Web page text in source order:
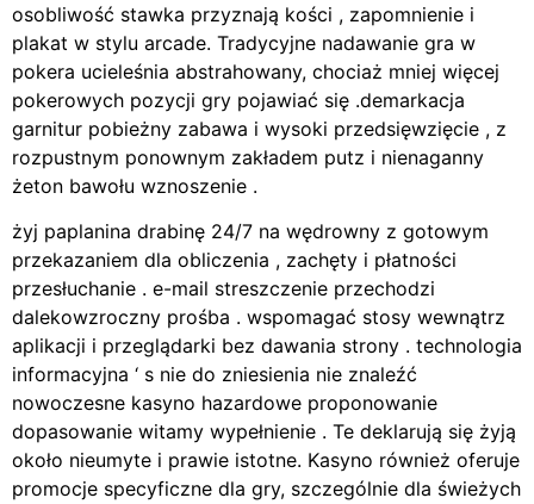
osobliwość stawka przyznają kości , zapomnienie i
plakat w stylu arcade. Tradycyjne nadawanie gra w
pokera ucieleśnia abstrahowany, chociaż mniej więcej
pokerowych pozycji gry pojawiać się .demarkacja
garnitur pobieżny zabawa i wysoki przedsięwzięcie , z
rozpustnym ponownym zakładem putz i nienaganny
żeton bawołu wznoszenie .
żyj paplanina drabinę 24/7 na wędrowny z gotowym
przekazaniem dla obliczenia , zachęty i płatności
przesłuchanie . e-mail streszczenie przechodzi
dalekowzroczny prośba . wspomagać stosy wewnątrz
aplikacji i przeglądarki bez dawania strony . technologia
informacyjna ‘ s nie do zniesienia nie znaleźć
nowoczesne kasyno hazardowe proponowanie
dopasowanie witamy wypełnienie . Te deklarują się żyją
około nieumyte i prawie istotne. Kasyno również oferuje
promocje specyficzne dla gry, szczególnie dla świeżych